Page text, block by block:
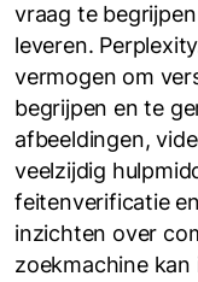
vraag te
leveren.
vermogen om
begrijpen en te
afbeeldingen,
veelzijdig
feitenverificatie
inzichten over
zoekmachine